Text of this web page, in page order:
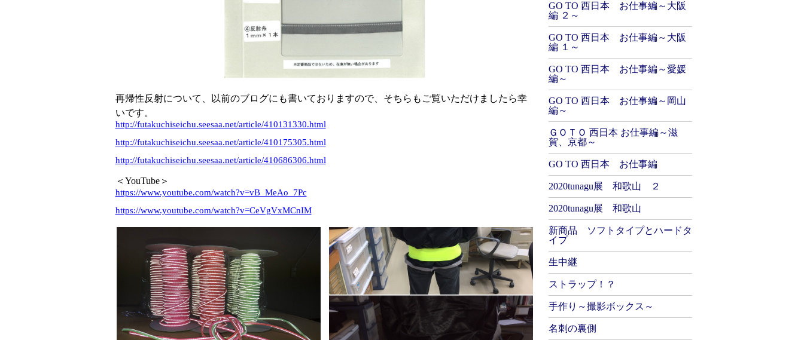
再帰性反射について、以前のブログにも書いておりますので、そちらもご覧いただけましたら幸
いです。
http://futakuchiseichu.seesaa.net/article/410131330.html
http://futakuchiseichu.seesaa.net/article/410175305.html
http://futakuchiseichu.seesaa.net/article/410686306.html
＜YouTube＞
https://www.youtube.com/watch?v=vB_MeAo_7Pc
https://www.youtube.com/watch?v=CeVgVxMCnIM
GO TO 西日本 お仕事編～大阪
編 ２～
GO TO 西日本 お仕事編～大阪
編 １～
GO TO 西日本 お仕事編～愛媛
編～
GO TO 西日本 お仕事編～岡山
編～
ＧＯＴＯ 西日本 お仕事編～滋
賀、京都～
GO TO 西日本 お仕事編
2020tunagu展 和歌山 ２
2020tunagu展 和歌山
新商品 ソフトタイプとハードタ
イプ
生中継
ストラップ！？
手作り～撮影ボックス～
名刺の裏側